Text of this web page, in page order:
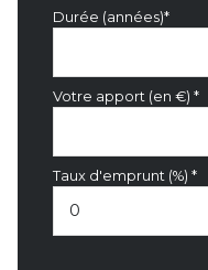
Durée (années)*
Votre apport (en €) *
Taux d'emprunt (%) *